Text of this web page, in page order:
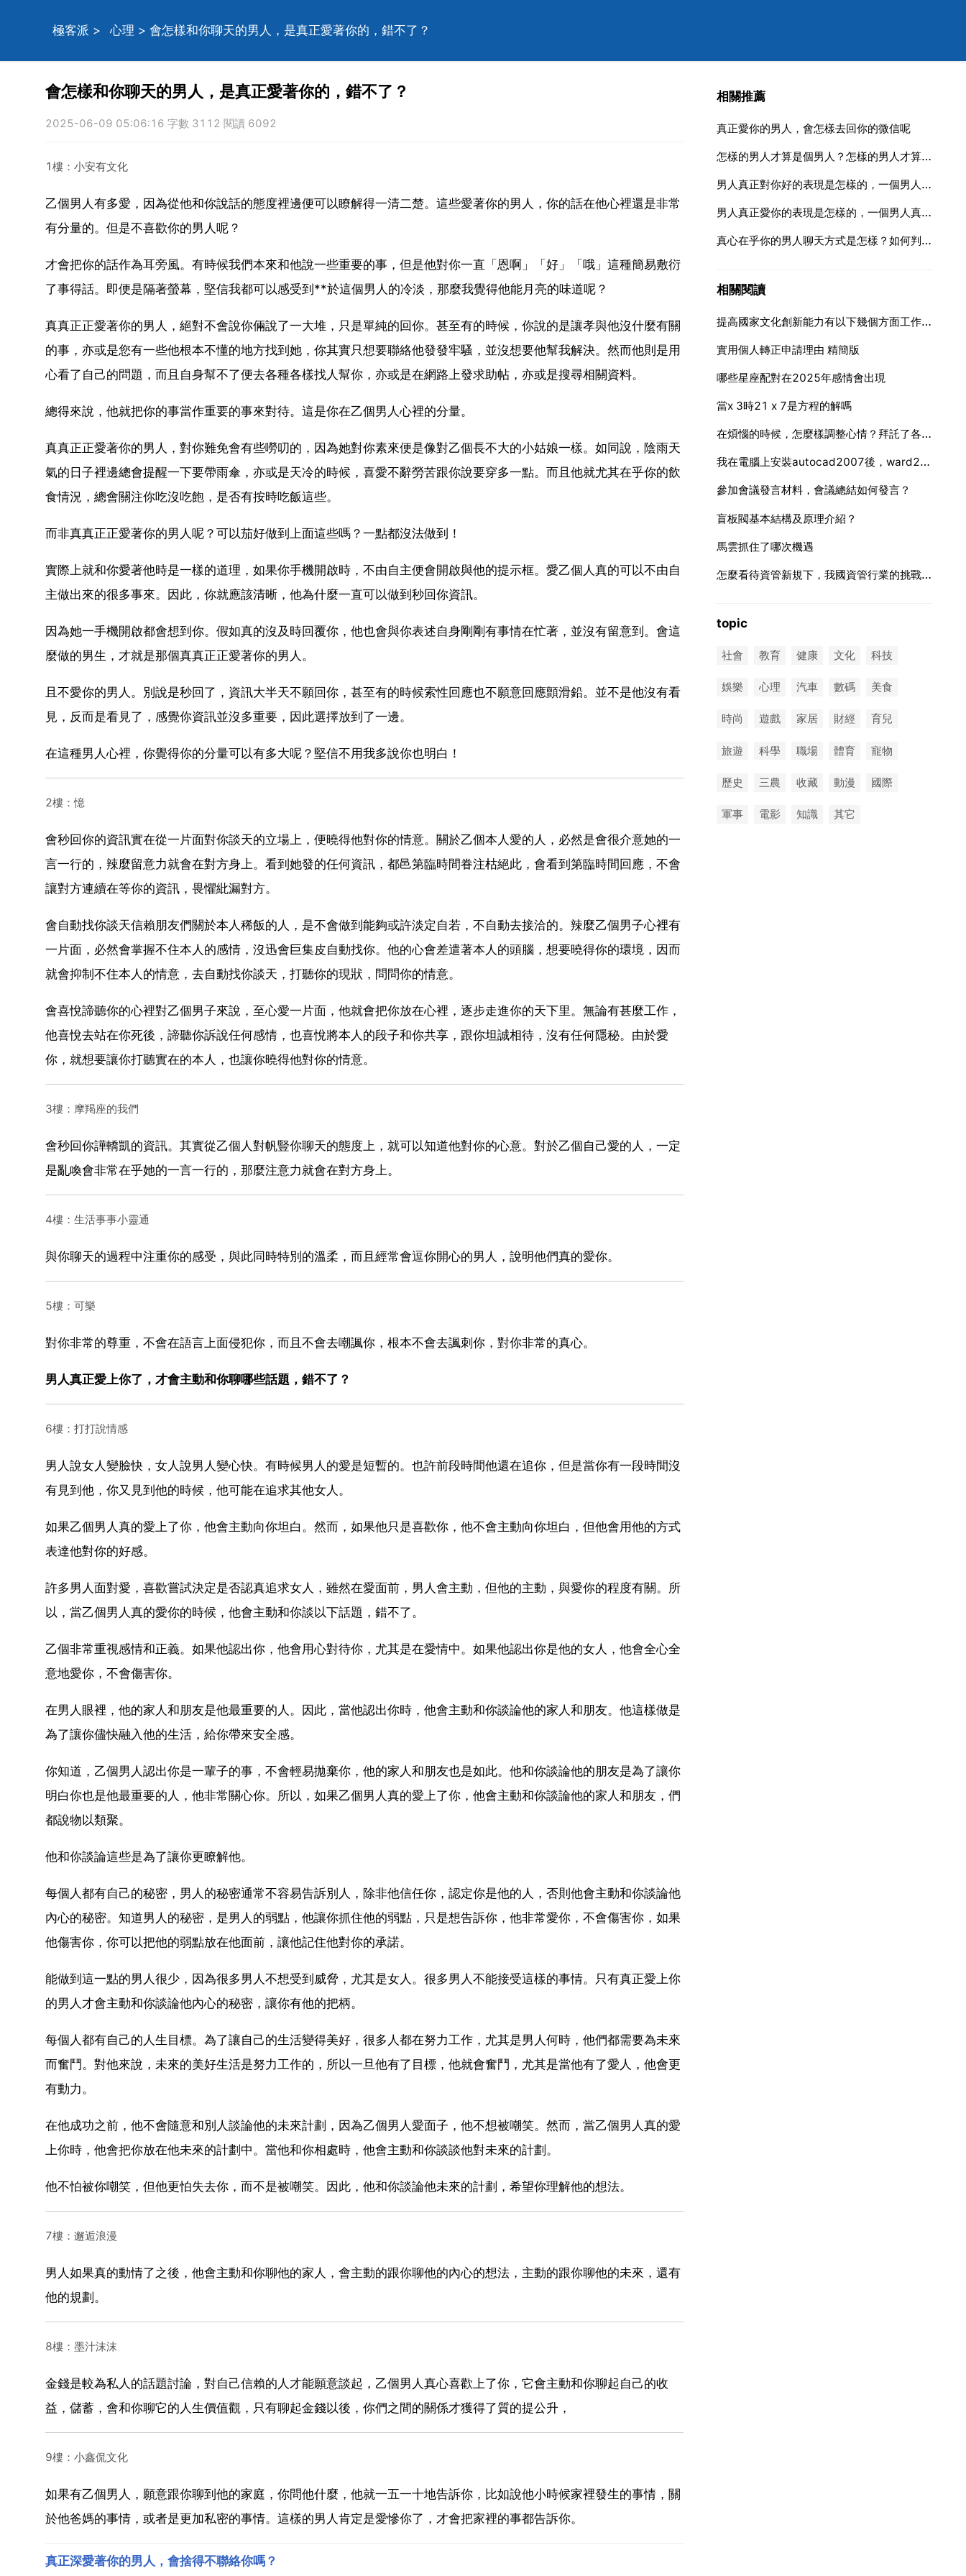
極客派 > 心理 > 會怎樣和你聊天的男人，是真正愛著你的，錯不了？
會怎樣和你聊天的男人，是真正愛著你的，錯不了？
2025-06-09 05:06:16 字數 3112 閱讀 6092
1樓：小安有文化
乙個男人有多愛，因為從他和你說話的態度裡邊便可以瞭解得一清二楚。這些愛著你的男人，你的話在他心裡還是非常
有分量的。但是不喜歡你的男人呢？
才會把你的話作為耳旁風。有時候我們本來和他說一些重要的事，但是他對你一直「恩啊」「好」「哦」這種簡易敷衍
了事得話。即便是隔著螢幕，堅信我都可以感受到**於這個男人的冷淡，那麼我覺得他能月亮的味道呢？
真真正正愛著你的男人，絕對不會說你倆說了一大堆，只是單純的回你。甚至有的時候，你說的是讓孝與他沒什麼有關
的事，亦或是您有一些他根本不懂的地方找到她，你其實只想要聯絡他發發牢騷，並沒想要他幫我解決。然而他則是用
心看了自己的問題，而且自身幫不了便去各種各樣找人幫你，亦或是在網路上發求助帖，亦或是搜尋相關資料。
總得來說，他就把你的事當作重要的事來對待。這是你在乙個男人心裡的分量。
真真正正愛著你的男人，對你難免會有些嘮叨的，因為她對你素來便是像對乙個長不大的小姑娘一樣。如同說，陰雨天
氣的日子裡邊總會提醒一下要帶雨傘，亦或是天冷的時候，喜愛不辭勞苦跟你說要穿多一點。而且他就尤其在乎你的飲
食情況，總會關注你吃沒吃飽，是否有按時吃飯這些。
而非真真正正愛著你的男人呢？可以茄好做到上面這些嗎？一點都沒法做到！
實際上就和你愛著他時是一樣的道理，如果你手機開啟時，不由自主便會開啟與他的提示框。愛乙個人真的可以不由自
主做出來的很多事來。因此，你就應該清晰，他為什麼一直可以做到秒回你資訊。
因為她一手機開啟都會想到你。假如真的沒及時回覆你，他也會與你表述自身剛剛有事情在忙著，並沒有留意到。會這
麼做的男生，才就是那個真真正正愛著你的男人。
且不愛你的男人。別說是秒回了，資訊大半天不願回你，甚至有的時候索性回應也不願意回應顫滑鉛。並不是他沒有看
見，反而是看見了，感覺你資訊並沒多重要，因此選擇放到了一邊。
在這種男人心裡，你覺得你的分量可以有多大呢？堅信不用我多說你也明白！
2樓：憶
會秒回你的資訊實在從一片面對你談天的立場上，便曉得他對你的情意。關於乙個本人愛的人，必然是會很介意她的一
言一行的，辣麼留意力就會在對方身上。看到她發的任何資訊，都邑第臨時間眷注枯絕此，會看到第臨時間回應，不會
讓對方連續在等你的資訊，畏懼紕漏對方。
會自動找你談天信賴朋友們關於本人稀飯的人，是不會做到能夠或許淡定自若，不自動去接洽的。辣麼乙個男子心裡有
一片面，必然會掌握不住本人的感情，沒迅會巨集皮自動找你。他的心會差遣著本人的頭腦，想要曉得你的環境，因而
就會抑制不住本人的情意，去自動找你談天，打聽你的現狀，問問你的情意。
會喜悅諦聽你的心裡對乙個男子來說，至心愛一片面，他就會把你放在心裡，逐步走進你的天下里。無論有甚麼工作，
他喜悅去站在你死後，諦聽你訴說任何感情，也喜悅將本人的段子和你共享，跟你坦誠相待，沒有任何隱秘。由於愛
你，就想要讓你打聽實在的本人，也讓你曉得他對你的情意。
3樓：摩羯座的我們
會秒回你譁轎凱的資訊。其實從乙個人對帆豎你聊天的態度上，就可以知道他對你的心意。對於乙個自己愛的人，一定
是亂喚會非常在乎她的一言一行的，那麼注意力就會在對方身上。
4樓：生活事事小靈通
與你聊天的過程中注重你的感受，與此同時特別的溫柔，而且經常會逗你開心的男人，說明他們真的愛你。
5樓：可樂
對你非常的尊重，不會在語言上面侵犯你，而且不會去嘲諷你，根本不會去諷刺你，對你非常的真心。
男人真正愛上你了，才會主動和你聊哪些話題，錯不了？
6樓：打打說情感
男人說女人變臉快，女人說男人變心快。有時候男人的愛是短暫的。也許前段時間他還在追你，但是當你有一段時間沒
有見到他，你又見到他的時候，他可能在追求其他女人。
如果乙個男人真的愛上了你，他會主動向你坦白。然而，如果他只是喜歡你，他不會主動向你坦白，但他會用他的方式
表達他對你的好感。
許多男人面對愛，喜歡嘗試決定是否認真追求女人，雖然在愛面前，男人會主動，但他的主動，與愛你的程度有關。所
以，當乙個男人真的愛你的時候，他會主動和你談以下話題，錯不了。
乙個非常重視感情和正義。如果他認出你，他會用心對待你，尤其是在愛情中。如果他認出你是他的女人，他會全心全
意地愛你，不會傷害你。
在男人眼裡，他的家人和朋友是他最重要的人。因此，當他認出你時，他會主動和你談論他的家人和朋友。他這樣做是
為了讓你儘快融入他的生活，給你帶來安全感。
你知道，乙個男人認出你是一輩子的事，不會輕易拋棄你，他的家人和朋友也是如此。他和你談論他的朋友是為了讓你
明白你也是他最重要的人，他非常關心你。所以，如果乙個男人真的愛上了你，他會主動和你談論他的家人和朋友，們
都說物以類聚。
他和你談論這些是為了讓你更瞭解他。
每個人都有自己的秘密，男人的秘密通常不容易告訴別人，除非他信任你，認定你是他的人，否則他會主動和你談論他
內心的秘密。知道男人的秘密，是男人的弱點，他讓你抓住他的弱點，只是想告訴你，他非常愛你，不會傷害你，如果
他傷害你，你可以把他的弱點放在他面前，讓他記住他對你的承諾。
能做到這一點的男人很少，因為很多男人不想受到威脅，尤其是女人。很多男人不能接受這樣的事情。只有真正愛上你
的男人才會主動和你談論他內心的秘密，讓你有他的把柄。
每個人都有自己的人生目標。為了讓自己的生活變得美好，很多人都在努力工作，尤其是男人何時，他們都需要為未來
而奮鬥。對他來說，未來的美好生活是努力工作的，所以一旦他有了目標，他就會奮鬥，尤其是當他有了愛人，他會更
有動力。
在他成功之前，他不會隨意和別人談論他的未來計劃，因為乙個男人愛面子，他不想被嘲笑。然而，當乙個男人真的愛
上你時，他會把你放在他未來的計劃中。當他和你相處時，他會主動和你談談他對未來的計劃。
他不怕被你嘲笑，但他更怕失去你，而不是被嘲笑。因此，他和你談論他未來的計劃，希望你理解他的想法。
7樓：邂逅浪漫
男人如果真的動情了之後，他會主動和你聊他的家人，會主動的跟你聊他的內心的想法，主動的跟你聊他的未來，還有
他的規劃。
8樓：墨汁沫沫
金錢是較為私人的話題討論，對自己信賴的人才能願意談起，乙個男人真心喜歡上了你，它會主動和你聊起自己的收
益，儲蓄，會和你聊它的人生價值觀，只有聊起金錢以後，你們之間的關係才獲得了質的提公升，
9樓：小鑫侃文化
如果有乙個男人，願意跟你聊到他的家庭，你問他什麼，他就一五一十地告訴你，比如說他小時候家裡發生的事情，關
於他爸媽的事情，或者是更加私密的事情。這樣的男人肯定是愛慘你了，才會把家裡的事都告訴你。
真正深愛著你的男人，會捨得不聯絡你嗎？
相關推薦
真正愛你的男人，會怎樣去回你的微信呢
怎樣的男人才算是個男人？怎樣的男人才算真正的男人？
男人真正對你好的表現是怎樣的，一個男人真正對你好的表現是怎樣的？
男人真正愛你的表現是怎樣的，一個男人真正愛你的表現是怎樣的？
真心在乎你的男人聊天方式是怎樣？如何判斷男生是否真心？
相關閱讀
提高國家文化創新能力有以下幾個方面工作需要完成
實用個人轉正申請理由 精簡版
哪些星座配對在2025年感情會出現
當x 3時21 x 7是方程的解嗎
在煩惱的時候，怎麼樣調整心情？拜託了各位 謝謝
我在電腦上安裝autocad2007後，ward2007就打不開了，怎麼辦
參加會議發言材料，會議總結如何發言？
盲板閥基本結構及原理介紹？
馬雲抓住了哪次機遇
怎麼看待資管新規下，我國資管行業的挑戰和突圍方向？
topic
社會 教育 健康 文化 科技
娛樂 心理 汽車 數碼 美食
時尚 遊戲 家居 財經 育兒
旅遊 科學 職場 體育 寵物
歷史 三農 收藏 動漫 國際
軍事 電影 知識 其它